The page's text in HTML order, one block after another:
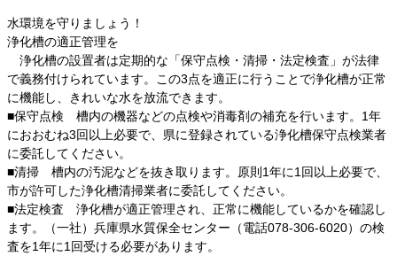
水環境を守りましょう！
浄化槽の適正管理を
浄化槽の設置者は定期的な「保守点検・清掃・法定検査」が法律
で義務付けられています。この3点を適正に行うことで浄化槽が正常
に機能し、きれいな水を放流できます。
■保守点検 槽内の機器などの点検や消毒剤の補充を行います。1年
におおむね3回以上必要で、県に登録されている浄化槽保守点検業者
に委託してください。
■清掃 槽内の汚泥などを抜き取ります。原則1年に1回以上必要で、
市が許可した浄化槽清掃業者に委託してください。
■法定検査 浄化槽が適正管理され、正常に機能しているかを確認し
ます。（一社）兵庫県水質保全センター（電話078-306-6020）の検
査を1年に1回受ける必要があります。